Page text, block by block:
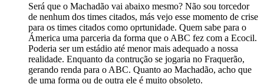
Será que o Machadão vai abaixo mesmo? Não sou torcedor
de nenhum dos times citados, más vejo esse momento de crise
para os times citados como oprtunidade. Quem sabe para o
Ámerica uma parceria da forma que o ABC fez com a Ecocil.
Poderia ser um estádio até menor mais adequado a nossa
realidade. Enquanto da contrução se jogaria no Fraquerão,
gerando renda para o ABC. Quanto ao Machadão, acho que
de uma forma ou de outra ele é muito obsoleto.